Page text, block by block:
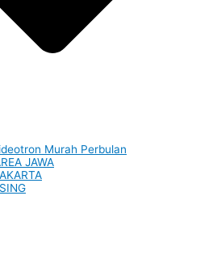
Murah Perbulan
JAWA